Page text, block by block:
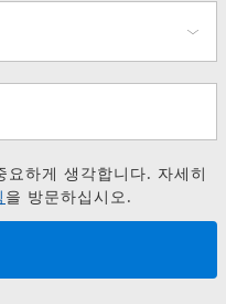
Vaccine
하게 생각합니다. 자세히
을 방문하십시오.